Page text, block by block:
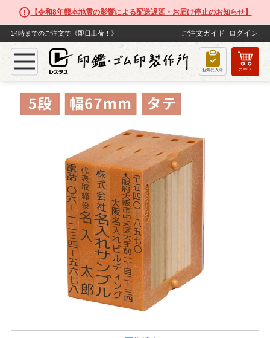
【令和8年熊本地震の影響による配送遅延・お届け停止のお知らせ】
14時までのご注文で《即日出荷！》 ご注文ガイド ログイン
お気に入り カート
TOP ゴム印 【5段セット】フリーメイト２（幅67mm）タテ